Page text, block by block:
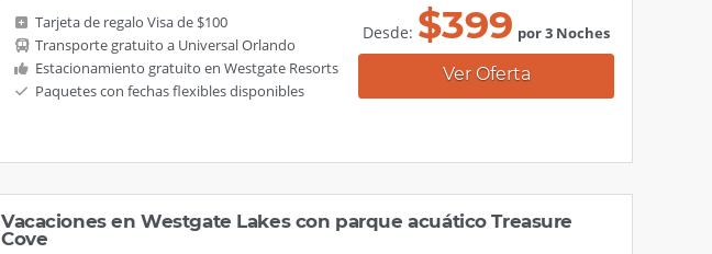
Tarjeta de regalo Visa de $100
Transporte gratuito a Universal Orlando
Estacionamiento gratuito en Westgate Resorts
Paquetes con fechas flexibles disponibles
Desde: $399 por 3 Noches
Ver Oferta
Vacaciones en Westgate Lakes con parque acuático Treasure
Cove